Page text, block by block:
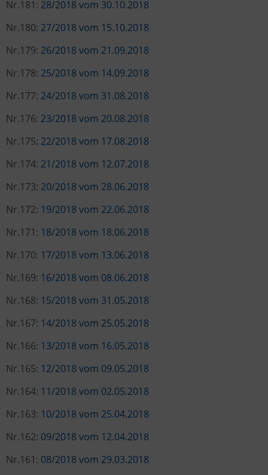
Nr.181: 28/2018 vom 30.10.2018
Nr.180: 27/2018 vom 15.10.2018
Nr.179: 26/2018 vom 21.09.2018
Nr.178: 25/2018 vom 14.09.2018
Nr.177: 24/2018 vom 31.08.2018
Nr.176: 23/2018 vom 20.08.2018
Nr.175: 22/2018 vom 17.08.2018
Nr.174: 21/2018 vom 12.07.2018
Nr.173: 20/2018 vom 28.06.2018
Nr.172: 19/2018 vom 22.06.2018
Nr.171: 18/2018 vom 18.06.2018
Nr.170: 17/2018 vom 13.06.2018
Nr.169: 16/2018 vom 08.06.2018
Nr.168: 15/2018 vom 31.05.2018
Nr.167: 14/2018 vom 25.05.2018
Nr.166: 13/2018 vom 16.05.2018
Nr.165: 12/2018 vom 09.05.2018
Nr.164: 11/2018 vom 02.05.2018
Nr.163: 10/2018 vom 25.04.2018
Nr.162: 09/2018 vom 12.04.2018
Nr.161: 08/2018 vom 29.03.2018